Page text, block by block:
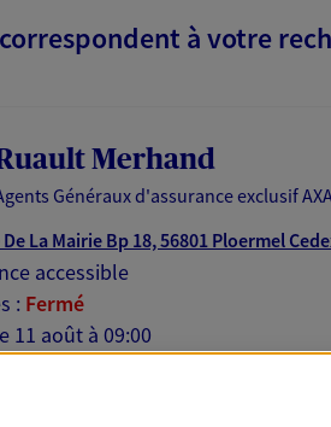
à votre
Merhand
Généraux d'assurance exclusif
De La Mairie Bp 18, 56801 Ploermel
accessible
: Fermé
11 août à 09:00